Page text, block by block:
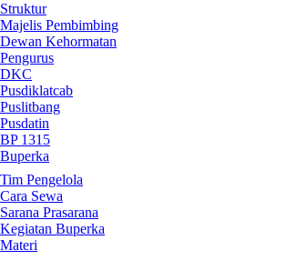
Struktur
Majelis Pembimbing
Dewan Kehormatan
Pengurus
DKC
Pusdiklatcab
Puslitbang
Pusdatin
BP 1315
Buperka
Tim Pengelola
Cara Sewa
Sarana Prasarana
Kegiatan Buperka
Materi